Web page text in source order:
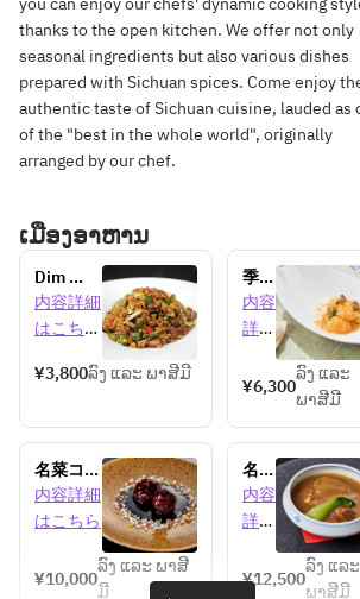
thanks to the open kitchen. We offer not only
seasonal ingredients but also various dishes
prepared with Sichuan spices. Come enjoy
authentic taste of Sichuan cuisine, lauded as
of the "best in the whole world", originally
arranged by our chef.
ເມືອງອາຫານ
Dim
sum
lunch
minutes]
内容詳細
はこちら
¥3,800ລົງ ແລະ ພາສີມີ
季節
のラ
ンチ
内容
詳細
ちら
¥6,300
ລົງ ແລະ
ພາສີມີ
名菜コー
ス【ラン
チ】
内容詳細
はこちら
¥10,000
ລົງ ແລະ ພາສີ
ມີ
名菜
コー
ス
ー】
内容
詳細
ちら
¥12,500
ລົງ ແລະ
ພາສີມີ